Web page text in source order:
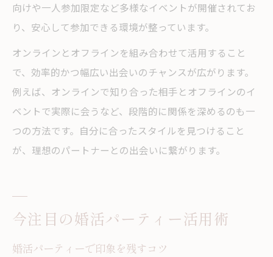
向けや一人参加限定など多様なイベントが開催されてお
り、安心して参加できる環境が整っています。
オンラインとオフラインを組み合わせて活用すること
で、効率的かつ幅広い出会いのチャンスが広がります。
例えば、オンラインで知り合った相手とオフラインのイ
ベントで実際に会うなど、段階的に関係を深めるのも一
つの方法です。自分に合ったスタイルを見つけること
が、理想のパートナーとの出会いに繋がります。
今注目の婚活パーティー活用術
婚活パーティーで印象を残すコツ